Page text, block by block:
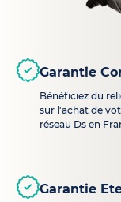
Garantie
Bénéficiez du
sur l'achat de
réseau Ds en
Garantie